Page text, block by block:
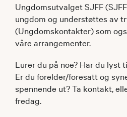
Ungdomsutvalget SJFF
ungdom og understøttes av
(Ungdomskontakter) som
våre arrangementer.
Lurer du på noe? Har du lyst
Er du forelder/foresatt og
spennende ut? Ta kontakt,
fredag.